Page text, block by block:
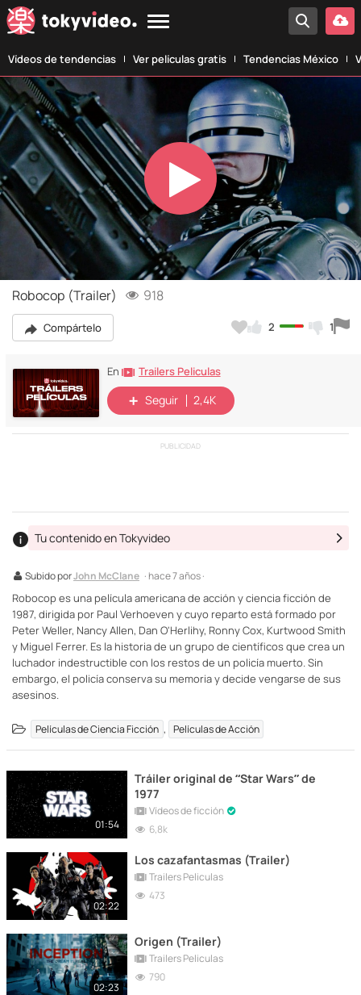
Vídeos de tendencias Ver películas gratis Tendencias México
Play
Video
Robocop (Trailer) 918
Compártelo 2 1
En Trailers Peliculas
Seguir 2,4K
PUBLICIDAD
Subido porJohn McClane · hace 7 años ·
Tu contenido en Tokyvideo
Robocop es una película americana de acción y ciencia ficción de
1987, dirigida por Paul Verhoeven y cuyo reparto está formado por
Peter Weller, Nancy Allen, Dan O'Herlihy, Ronny Cox, Kurtwood Smith
y Miguel Ferrer. Es la historia de un grupo de científicos que crea un
luchador indestructible con los restos de un policía muerto. Sin
embargo, el policía conserva su memoria y decide vengarse de sus
asesinos.
Películas de Ciencia Ficción , Películas de Acción
01:54
Tráiler original de “Star Wars” de
1977
Vídeos de ficción
6,8k
02:22
Los cazafantasmas (Trailer)
Trailers Peliculas
473
02:23
Origen (Trailer)
Trailers Peliculas
790